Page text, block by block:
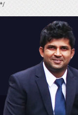
*/
Home Profile